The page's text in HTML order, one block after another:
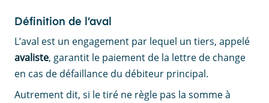
Définition de l’aval
L’aval est un engagement par lequel un tiers, appelé
avaliste, garantit le paiement de la lettre de change
en cas de défaillance du débiteur principal.
Autrement dit, si le tiré ne règle pas la somme à